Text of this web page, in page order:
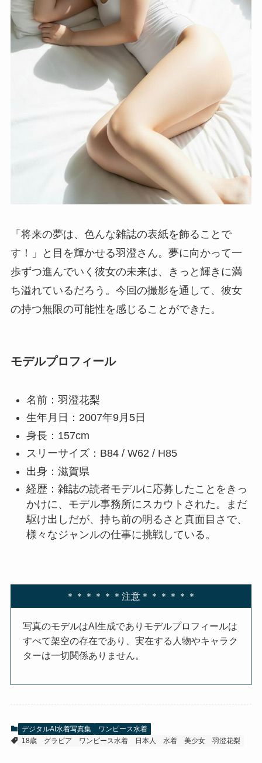
「将来の夢は、色んな雑誌の表紙を飾ることで
す！」と目を輝かせる羽澄さん。夢に向かって一
歩ずつ進んでいく彼女の未来は、きっと輝きに満
ち溢れているだろう。今回の撮影を通して、彼女
の持つ無限の可能性を感じることができた。
モデルプロフィール
名前：羽澄花梨
生年月日：2007年9月5日
身長：157cm
スリーサイズ：B84 / W62 / H85
出身：滋賀県
経歴：雑誌の読者モデルに応募したことをきっ
かけに、モデル事務所にスカウトされた。まだ
駆け出しだが、持ち前の明るさと真面目さで、
様々なジャンルの仕事に挑戦している。
＊＊＊＊＊＊注意＊＊＊＊＊＊
写真のモデルはAI生成でありモデルプロフィールは
すべて架空の存在であり、実在する人物やキャラク
ターは一切関係ありません。
デジタルAI水着写真集
ワンピース水着
18歳
グラビア ワンピース水着 日本人 水着 美少女 羽澄花梨